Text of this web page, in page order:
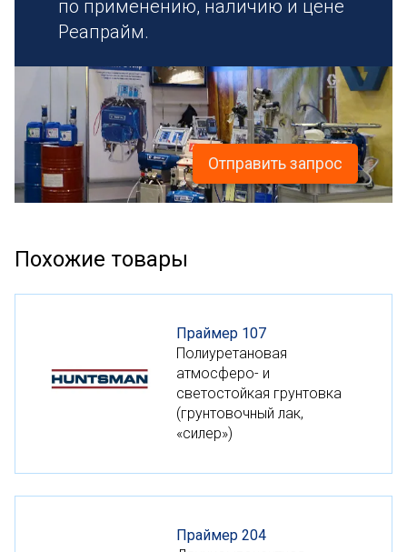
по применению, наличию и цене
Реапрайм.
Отправить запрос
Похожие товары
Праймер 107
Полиуретановая
атмосферо- и
светостойкая грунтовка
(грунтовочный лак,
«силер»)
Праймер 204